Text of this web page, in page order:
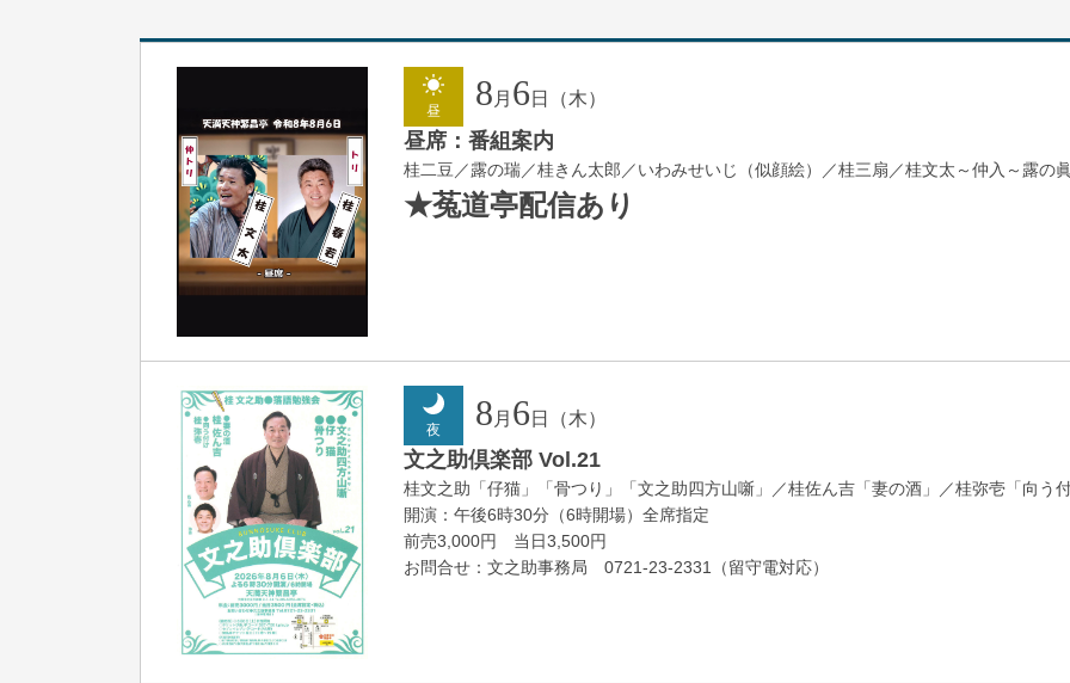
昼 8月 6 日（木）
昼席：番組案内
桂二豆／露の瑞／桂きん太郎／いわみせいじ（似顔絵）／桂三扇／桂文太～仲入～露の
★菟道亭配信あり
夜 8 月 6 日（木）
文之助倶楽部 Vol.21
桂文之助「仔猫」「骨つり」「文之助四方山噺」／桂佐ん吉「妻の酒」／桂弥壱「向う
開演：午後6時30分（6時開場）全席指定
前売3,000円 当日3,500円
お問合せ：文之助事務局 0721-23-2331（留守電対応）